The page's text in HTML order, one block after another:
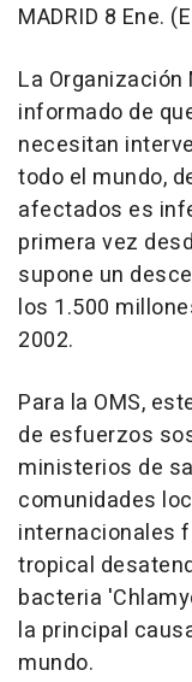
MADRID 8 Ene.
La Organización
informado de
necesitan
todo el mundo,
afectados es
primera vez
supone un
los 1.500
2002.
Para la OMS,
de esfuerzos
ministerios de
comunidades
internacionales
tropical
bacteria
la principal
mundo.